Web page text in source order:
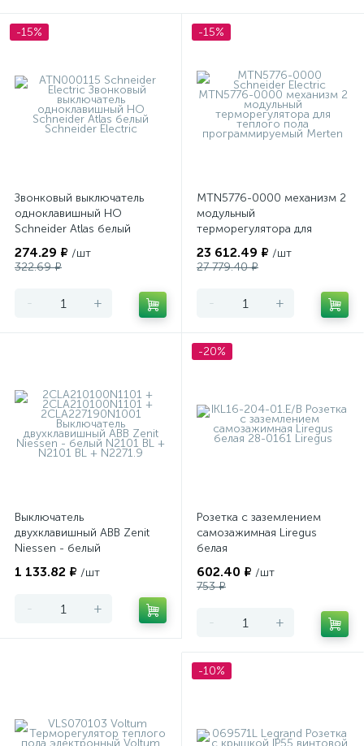
-15%
Звонковый выключатель
одноклавишный НО
Schneider Atlas белый
274.29 ₽ /шт
322.69 ₽
- +
-15%
MTN5776-0000 механизм 2
модульный
терморегулятора для
программируемый Merten
23 612.49 ₽ /шт
27 779.40 ₽
- +
Выключатель
двухклавишный ABB Zenit
Niessen - белый
1 133.82 ₽ /шт
- +
-20%
Розетка с заземлением
самозажимная Liregus
белая
602.40 ₽ /шт
753 ₽
- +
-10%